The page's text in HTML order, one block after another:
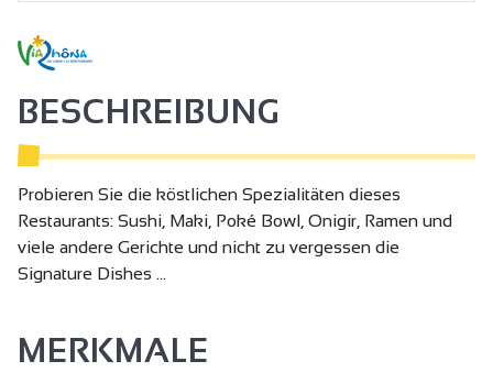
BESCHREIBUNG
Probieren Sie die köstlichen Spezialitäten dieses
Restaurants: Sushi, Maki, Poké Bowl, Onigir, Ramen und
viele andere Gerichte und nicht zu vergessen die
Signature Dishes ...
MERKMALE